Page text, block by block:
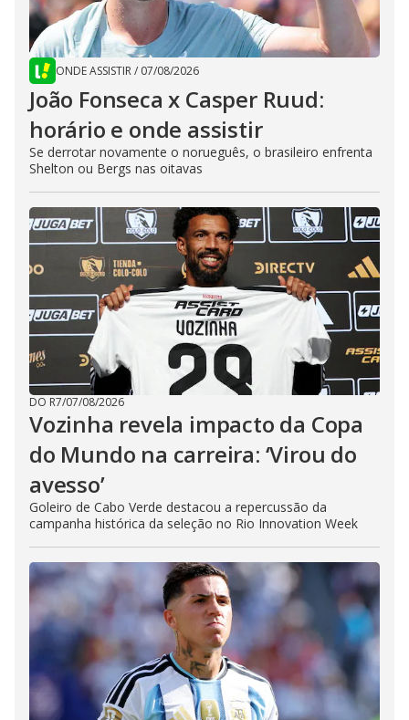
ONDE ASSISTIR/ 07/08/2026
João Fonseca x Casper Ruud:
horário e onde assistir
Se derrotar novamente o norueguês, o brasileiro enfrenta
Shelton ou Bergs nas oitavas
DO R7/07/08/2026
Vozinha revela impacto da Copa
do Mundo na carreira: ‘Virou do
avesso’
Goleiro de Cabo Verde destacou a repercussão da
campanha histórica da seleção no Rio Innovation Week